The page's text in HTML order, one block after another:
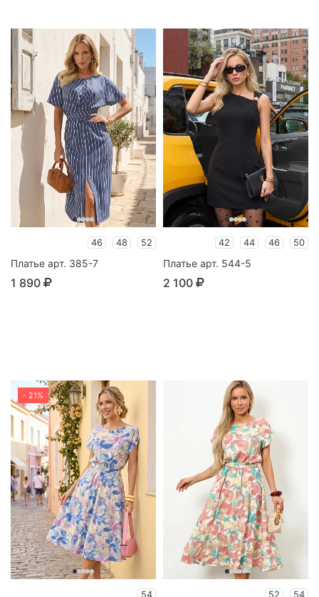
46 48 52
Платье арт. 385-7
1 890
42 44 46 50
Платье арт. 544-5
2 100
- 21%
54 52 54